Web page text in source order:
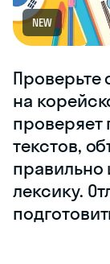
NEW
Проверьте
на
проверяет
текстов,
правильно
лексику.